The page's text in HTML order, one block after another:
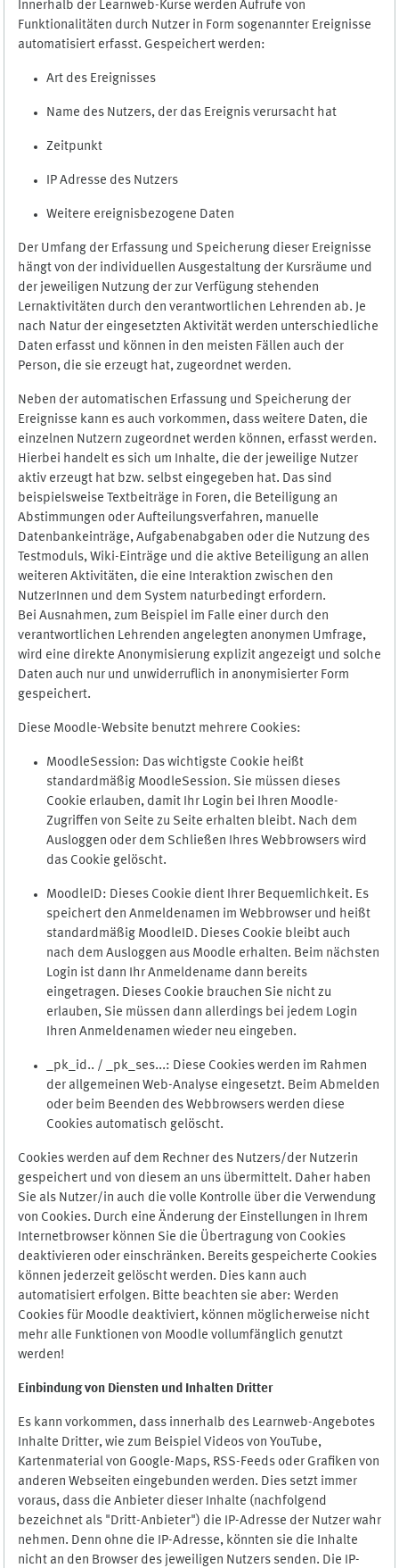
Innerhalb der Learnweb-Kurse werden Aufrufe von
Funktionalitäten durch Nutzer in Form sogenannter Ereignisse
automatisiert erfasst. Gespeichert werden:
Art des Ereignisses
Name des Nutzers, der das Ereignis verursacht hat
Zeitpunkt
IP Adresse des Nutzers
Weitere ereignisbezogene Daten
Der Umfang der Erfassung und Speicherung dieser Ereignisse
hängt von der individuellen Ausgestaltung der Kursräume und
der jeweiligen Nutzung der zur Verfügung stehenden
Lernaktivitäten durch den verantwortlichen Lehrenden ab. Je
nach Natur der eingesetzten Aktivität werden unterschiedliche
Daten erfasst und können in den meisten Fällen auch der
Person, die sie erzeugt hat, zugeordnet werden.
Neben der automatischen Erfassung und Speicherung der
Ereignisse kann es auch vorkommen, dass weitere Daten, die
einzelnen Nutzern zugeordnet werden können, erfasst werden.
Hierbei handelt es sich um Inhalte, die der jeweilige Nutzer
aktiv erzeugt hat bzw. selbst eingegeben hat. Das sind
beispielsweise Textbeiträge in Foren, die Beteiligung an
Abstimmungen oder Aufteilungsverfahren, manuelle
Datenbankeinträge, Aufgabenabgaben oder die Nutzung des
Testmoduls, Wiki-Einträge und die aktive Beteiligung an allen
weiteren Aktivitäten, die eine Interaktion zwischen den
NutzerInnen und dem System naturbedingt erfordern.
Bei Ausnahmen, zum Beispiel im Falle einer durch den
verantwortlichen Lehrenden angelegten anonymen Umfrage,
wird eine direkte Anonymisierung explizit angezeigt und solche
Daten auch nur und unwiderruflich in anonymisierter Form
gespeichert.
Diese Moodle-Website benutzt mehrere Cookies:
MoodleSession: Das wichtigste Cookie heißt
standardmäßig MoodleSession. Sie müssen dieses
Cookie erlauben, damit Ihr Login bei Ihren Moodle-
Zugriffen von Seite zu Seite erhalten bleibt. Nach dem
Ausloggen oder dem Schließen Ihres Webbrowsers wird
das Cookie gelöscht.
MoodleID: Dieses Cookie dient Ihrer Bequemlichkeit. Es
speichert den Anmeldenamen im Webbrowser und heißt
standardmäßig MoodleID. Dieses Cookie bleibt auch
nach dem Ausloggen aus Moodle erhalten. Beim nächsten
Login ist dann Ihr Anmeldename dann bereits
eingetragen. Dieses Cookie brauchen Sie nicht zu
erlauben, Sie müssen dann allerdings bei jedem Login
Ihren Anmeldenamen wieder neu eingeben.
_pk_id.. / _pk_ses...: Diese Cookies werden im Rahmen
der allgemeinen Web-Analyse eingesetzt. Beim Abmelden
oder beim Beenden des Webbrowsers werden diese
Cookies automatisch gelöscht.
Cookies werden auf dem Rechner des Nutzers/der Nutzerin
gespeichert und von diesem an uns übermittelt. Daher haben
Sie als Nutzer/in auch die volle Kontrolle über die Verwendung
von Cookies. Durch eine Änderung der Einstellungen in Ihrem
Internetbrowser können Sie die Übertragung von Cookies
deaktivieren oder einschränken. Bereits gespeicherte Cookies
können jederzeit gelöscht werden. Dies kann auch
automatisiert erfolgen. Bitte beachten sie aber: Werden
Cookies für Moodle deaktiviert, können möglicherweise nicht
mehr alle Funktionen von Moodle vollumfänglich genutzt
werden!
Einbindung von Diensten und Inhalten Dritter
Es kann vorkommen, dass innerhalb des Learnweb-Angebotes
Inhalte Dritter, wie zum Beispiel Videos von YouTube,
Kartenmaterial von Google-Maps, RSS-Feeds oder Grafiken von
anderen Webseiten eingebunden werden. Dies setzt immer
voraus, dass die Anbieter dieser Inhalte (nachfolgend
bezeichnet als "Dritt-Anbieter") die IP-Adresse der Nutzer wahr
nehmen. Denn ohne die IP-Adresse, könnten sie die Inhalte
nicht an den Browser des jeweiligen Nutzers senden. Die IP-